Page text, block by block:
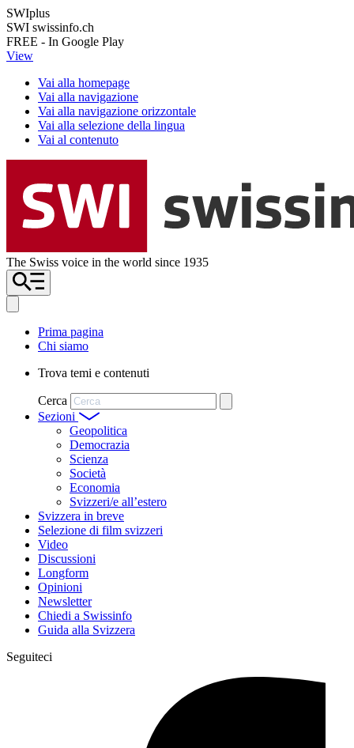
SWIplus
SWI swissinfo.ch
FREE - In Google Play
View
Vai alla homepage
Vai alla navigazione
Vai alla navigazione orizzontale
Vai alla selezione della lingua
Vai al contenuto
The Swiss voice in the world since 1935
Prima pagina
Chi siamo
Trova temi e contenuti
Cerca
Sezioni
Geopolitica
Democrazia
Scienza
Società
Economia
Svizzeri/e all’estero
Svizzera in breve
Selezione di film svizzeri
Video
Discussioni
Longform
Opinioni
Newsletter
Chiedi a Swissinfo
Guida alla Svizzera
Seguiteci